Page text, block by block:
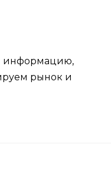
информацию,
рынок и